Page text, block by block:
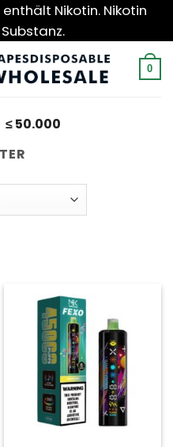
enthält Nikotin. Nikotin
0
≤ 50.000